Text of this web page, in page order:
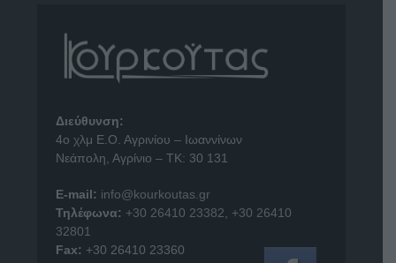
Διεύθυνση:
4o χλμ Ε.Ο. Αγρινίου – Ιωαννίνων
Νεάπολη, Αγρίνιο – ΤΚ: 30 131
E-mail: info@kourkoutas.gr
Τηλέφωνα: +30 26410 23382
+30 26410
32801
Fax: +30 26410 23360